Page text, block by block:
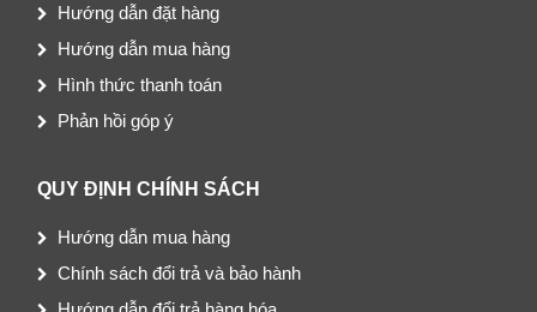
Hướng dẫn đặt hàng
Hướng dẫn mua hàng
Hình thức thanh toán
Phản hồi góp ý
QUY ĐỊNH CHÍNH SÁCH
Hướng dẫn mua hàng
Chính sách đổi trả và bảo hành